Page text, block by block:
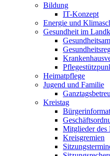
Bildung
IT-Konzept
Energie und
Gesundheit im
Heimatpflege
Jugend und Familie
Kreistag
Mitglieder des
Kreisgremien